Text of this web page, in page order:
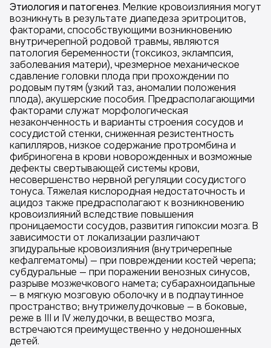
Этиология и патогенез. Мелкие кровоизлияния могут
возникнуть в результате диапедеза эритроцитов,
факторами, способствующими возникновению
внутричерепной родовой травмы, являются
патология беременности (токсикоз, эклампсия,
заболевания матери), чрезмерное механическое
сдавление головки плода при прохождении по
родовым путям (узкий таз, аномалии положения
плода), акушерские пособия. Предрасполагающими
факторами служат морфологическая
незаконченность и варианты строения сосудов и
сосудистой стенки, сниженная резистентность
капилляров, низкое содержание протромбина и
фибриногена в крови новорожденных и возможные
дефекты свертывающей системы крови,
несовершенство нервной регуляции сосудистого
тонуса. Тяжелая кислородная недостаточность и
ацидоз также предрасполагают к возникновению
кровоизлияний вследствие повышения
проницаемости сосудов, развития гипоксии мозга. В
зависимости от локализации различают
зпидуральные кровоизлияния (внутричерепные
кефалгематомы) — при повреждении костей черепа;
субдуральные — при поражении венозных синусов,
разрыве мозжечкового намета; субарахноидапьные
— в мягкую мозговую оболочку и в подпаутинное
пространство; внутрижелудочковые — в боковые,
реже в III и IV желудочки, в вещество мозга,
встречаются преимущественно у недоношенных
детей.